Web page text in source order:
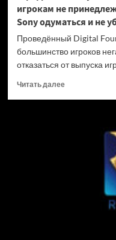
игрокам не
Sony одуматься и не
Проведённый Digital
большинство игроков
отказаться от выпуска
Читать далееПрочитать
платформах